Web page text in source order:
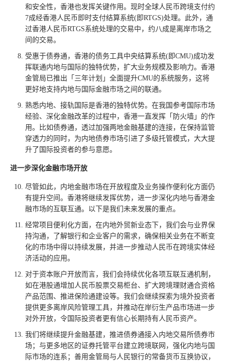
和安全性，香港也发挥关键作用。现时全球人民币跨境支付约
7成经香港人民币即时支付结算系统(即RTGS)处理。此外，通
过香港人民币RTGS系统处理的交易中，约八成是离岸市场之
间的交易。
受惠于债券通，香港的债务工具中央结算系统(即CMU)成功发
挥联通内地与国际的独特优势，扩大业务规模及影响力。香港
金管局已推出「三年计划」全面提升CMU的系统服务，这将
更好地支持内地与国际金融市场之间的联通。
熟悉内地、接轨国际是香港的独特优势。在我国参考国际市场
经验、深化金融改革的过程中，香港一直发挥「防火墙」的作
用。比如债券通，透过加强两地金融基建的连接，在保持监管
穿透力的同时，为内地债券市场引进了多级托管模式，大大提
升了国际投资者的参与意愿。
进一步深化金融市场开放
尽管如此，内地金融市场在开放程度及业务操作便利化方面仍
有提升空间。香港将继续发挥优势，进一步深化内地与香港金
融市场的互联互通。以下是我们未来发展的重点。
经常项目便利化方面，在内地外贸新业态下，我们会与业界保
持沟通，了解银行和企业客户的需求，确保相关业务在不断变
化的市场中得以持续发展，并进一步推动人民币在跨境实体经
济活动的应用。
对于资本账户开放而言，我们会持续优化各项互联互通机制，
如在港股通增加人民币股票交易柜台、扩大跨境理财通合资格
产品范围、推进保险通建设等。我们会继续探索为境外投资者
提供更多离岸风险管理工具，并推动在岸衍生产品市场进一步
对外开放，令国际投资者更有信心长期持有人民币资产。
我们将继续提升金融基建，推进债券通接入内地交易所债券市
场；与更多地区的证券托管平台建立跨境联网，强化内地与国
际市场的连系；善用金管局与人民银行的常备货币互换协议，